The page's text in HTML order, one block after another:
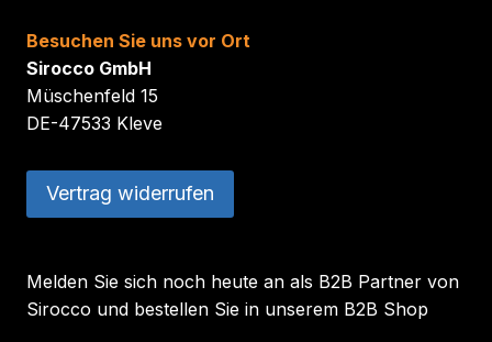
Besuchen Sie uns vor Ort
Sirocco GmbH
Müschenfeld 15
DE-47533 Kleve
Vertrag widerrufen
Melden Sie sich noch heute an als B2B Partner von
Sirocco und bestellen Sie in unserem B2B Shop